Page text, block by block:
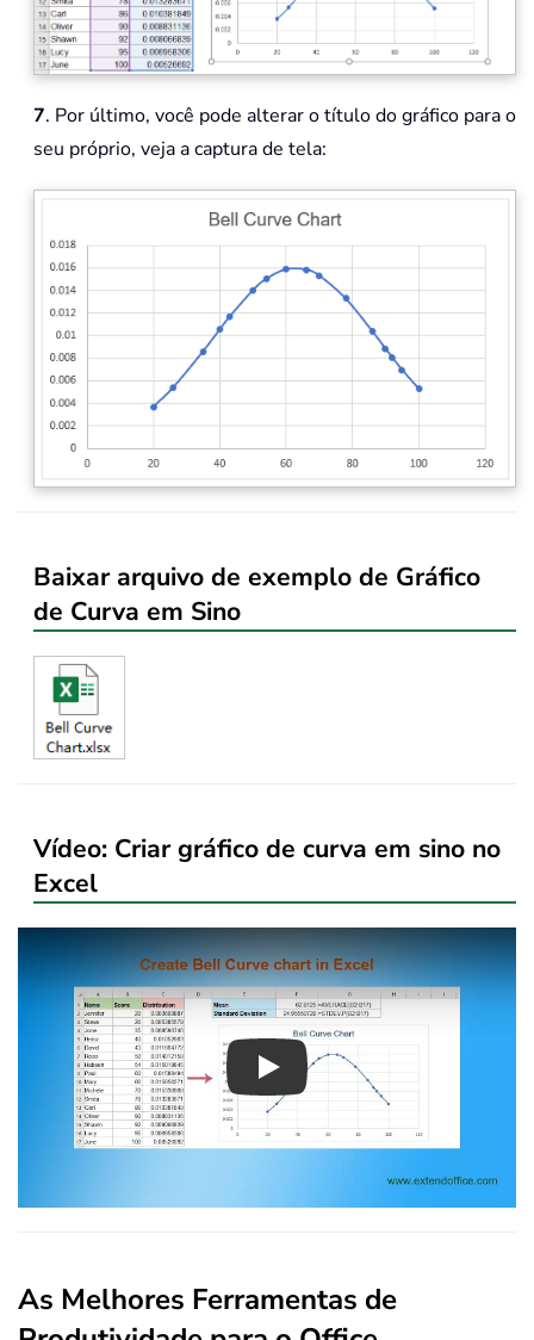
7. Por último, você pode alterar o título do gráfico para o
seu próprio, veja a captura de tela:
Baixar arquivo de exemplo de Gráfico
de Curva em Sino
Vídeo: Criar gráfico de curva em sino no
Excel
Play
As Melhores Ferramentas de